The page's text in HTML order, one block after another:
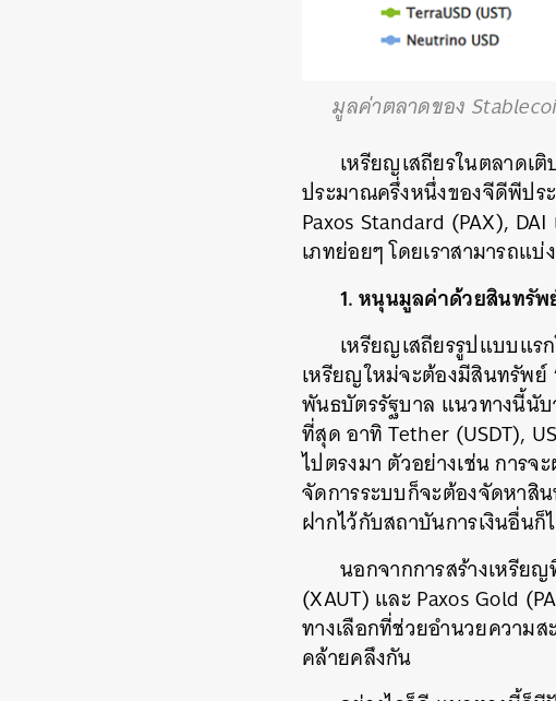
มูลค่าตลาดของ
เหรียญเสถียรในตลาดเ
ประมาณครึ่งหนึ่งของจีดีพีปร
Paxos Standard (PAX),
เภทย่อยๆ โดยเราสามารถแ
1.หนุนมูลค่าด้วยสินทรัพ
เหรียญเสถียรรูปแบบแร
เหรียญใหม่จะต้องมีสินทรัพย์
พันธบัตรรัฐบาล แนวทางนี้นั
ที่สุด อาทิ Tether (USDT),
ไปตรงมา ตัวอย่างเช่น การ
จัดการระบบก็จะต้องจัดหาสิ
ฝากไว้กับสถาบันการเงินอื่นก็
นอกจากการสร้างเหรีย
(XAUT) และ Paxos Gold
ทางเลือกที่ช่วยอำนวยความ
คล้ายคลึงกัน